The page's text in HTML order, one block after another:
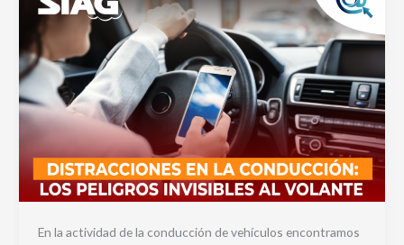
En la actividad de la conducción de vehículos encontramos